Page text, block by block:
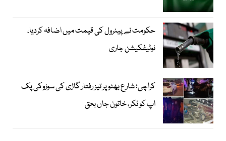
حکومت نے پیٹرول کی قیمت میں اضافہ کردیا،
نوٹیفکیشن جاری
کراچی؛ شارع بھٹو پر تیز رفتار گاڑی کی سوزوکی پک
اپ کو ٹکر، خاتون جاں بحق